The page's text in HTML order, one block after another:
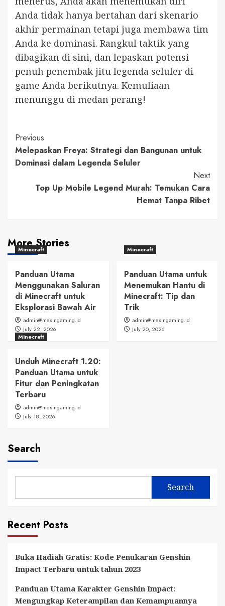
Anda tidak hanya bertahan dari skenario
akhir permainan tetapi juga membawa tim
Anda ke dominasi. Rangkul taktik yang
dibagikan di sini, dan lepaskan potensi
penuh penembak jitu legenda seluler di
game Anda berikutnya. Kemuliaan
menunggu di medan perang!
Post
Navigation
Previous
Melepaskan Freya: Strategi dan Bangunan untuk
Dominasi dalam Legenda Seluler
Next
Top Up Mobile Legend Murah: Temukan Cara
Hemat Tanpa Ribet
More Stories
Minecraft
Panduan Utama
Menggunakan Saluran
di Minecraft untuk
Eksplorasi Bawah Air
admin@mesingaming.id
July 22, 2026
Minecraft
Panduan Utama untuk
Menemukan Hantu di
Minecraft: Tip dan
Trik
admin@mesingaming.id
July 20, 2026
Minecraft
Unduh Minecraft 1.20:
Panduan Utama untuk
Fitur dan Peningkatan
Terbaru
admin@mesingaming.id
July 18, 2026
Search
Search
Recent Posts
Buka Hadiah Gratis: Kode Penukaran Genshin
Impact Terbaru untuk tahun 2023
Panduan Utama Karakter Genshin Impact:
Mengungkap Keterampilan dan Kemampuannya